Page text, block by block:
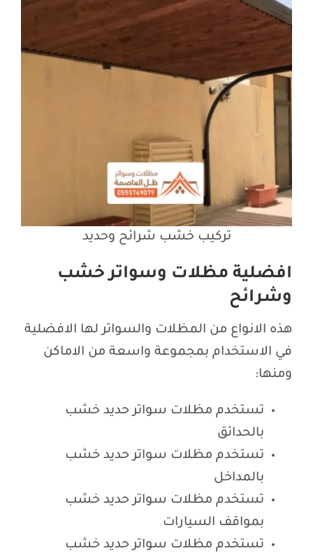
تركيب خشب شرائح وحديد
افضلية مظلات وسواتر خشب
وشرائح
هذه الانواع من المظلات والسواتر لها الافضلية
في الاستخدام بمجموعة واسعة من الاماكن
ومنها:
تستخدم مظلات سواتر حديد خشب
بالحدائق
تستخدم مظلات سواتر حديد خشب
بالمداخل
تستخدم مظلات سواتر حديد خشب
بمواقف السيارات
تستخدم مظلات سواتر حديد خشب